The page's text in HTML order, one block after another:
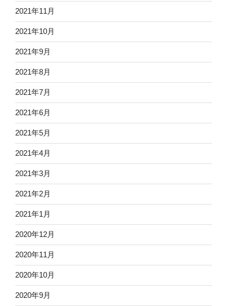
2021年11月
2021年10月
2021年9月
2021年8月
2021年7月
2021年6月
2021年5月
2021年4月
2021年3月
2021年2月
2021年1月
2020年12月
2020年11月
2020年10月
2020年9月